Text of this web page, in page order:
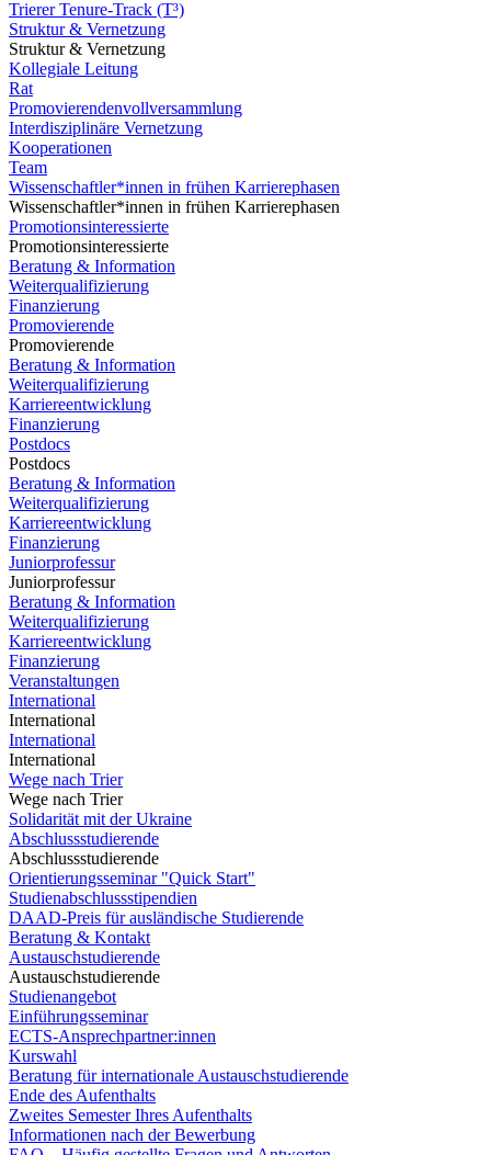
Trierer Tenure-Track (T³)
Struktur & Vernetzung
Struktur & Vernetzung
Kollegiale Leitung
Rat
Promovierendenvollversammlung
Interdisziplinäre Vernetzung
Kooperationen
Team
Wissenschaftler*innen in frühen Karrierephasen
Wissenschaftler*innen in frühen Karrierephasen
Promotionsinteressierte
Promotionsinteressierte
Beratung & Information
Weiterqualifizierung
Finanzierung
Promovierende
Promovierende
Beratung & Information
Weiterqualifizierung
Karriereentwicklung
Finanzierung
Postdocs
Postdocs
Beratung & Information
Weiterqualifizierung
Karriereentwicklung
Finanzierung
Juniorprofessur
Juniorprofessur
Beratung & Information
Weiterqualifizierung
Karriereentwicklung
Finanzierung
Veranstaltungen
International
International
International
International
Wege nach Trier
Wege nach Trier
Solidarität mit der Ukraine
Abschlussstudierende
Abschlussstudierende
Orientierungsseminar "Quick Start"
Studienabschlussstipendien
DAAD-Preis für ausländische Studierende
Beratung & Kontakt
Austauschstudierende
Austauschstudierende
Studienangebot
Einführungsseminar
ECTS-Ansprechpartner:innen
Kurswahl
Beratung für internationale Austauschstudierende
Ende des Aufenthalts
Zweites Semester Ihres Aufenthalts
Informationen nach der Bewerbung